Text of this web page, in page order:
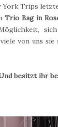
York Trips
Trio Bag in
von uns
besitzt ihr